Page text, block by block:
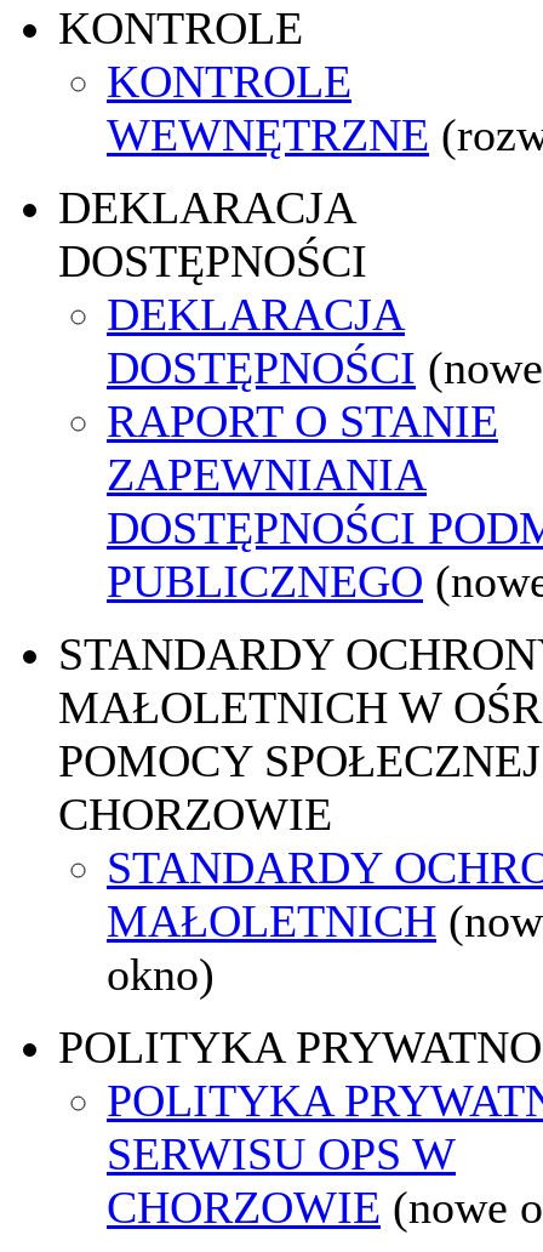
KONTROLE
KONTROLE
WEWNĘTRZNE
DEKLARACJA
DOSTĘPNOŚCI
DEKLARACJA
DOSTĘPNOŚCI
RAPORT O STANIE
ZAPEWNIANIA
DOSTĘPNOŚCI
PUBLICZNEGO
STANDARDY
MAŁOLETNICH W
POMOCY
CHORZOWIE
STANDARDY
MAŁOLETNICH
okno)
POLITYKA
POLITYKA
SERWISU OPS W
CHORZOWIE (nowe